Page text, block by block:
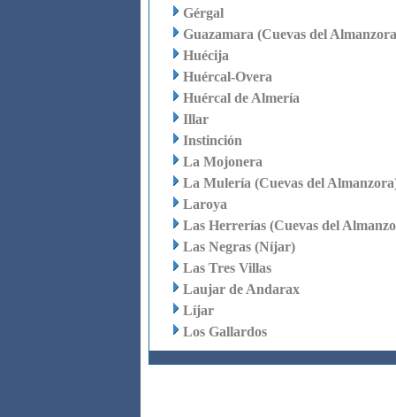
Gérgal
Guazamara (Cuevas del
Huécija
Huércal-Overa
Huércal de Almería
Illar
Instinción
La Mojonera
La Mulería (Cuevas del
Laroya
Las Herrerías (Cuevas del
Las Negras (Níjar)
Las Tres Villas
Laujar de Andarax
Líjar
Los Gallardos